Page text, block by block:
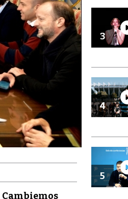
Cambiemos
3
4
5